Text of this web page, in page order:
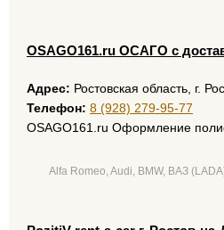
OSAGO161.ru ОСАГО с
Адрес: Ростовская область, г.
Телефон: 8 (928) 279-95-77
OSAGO161.ru Оформление
Alfa Romeo, Audi, BMW, ВАЗ